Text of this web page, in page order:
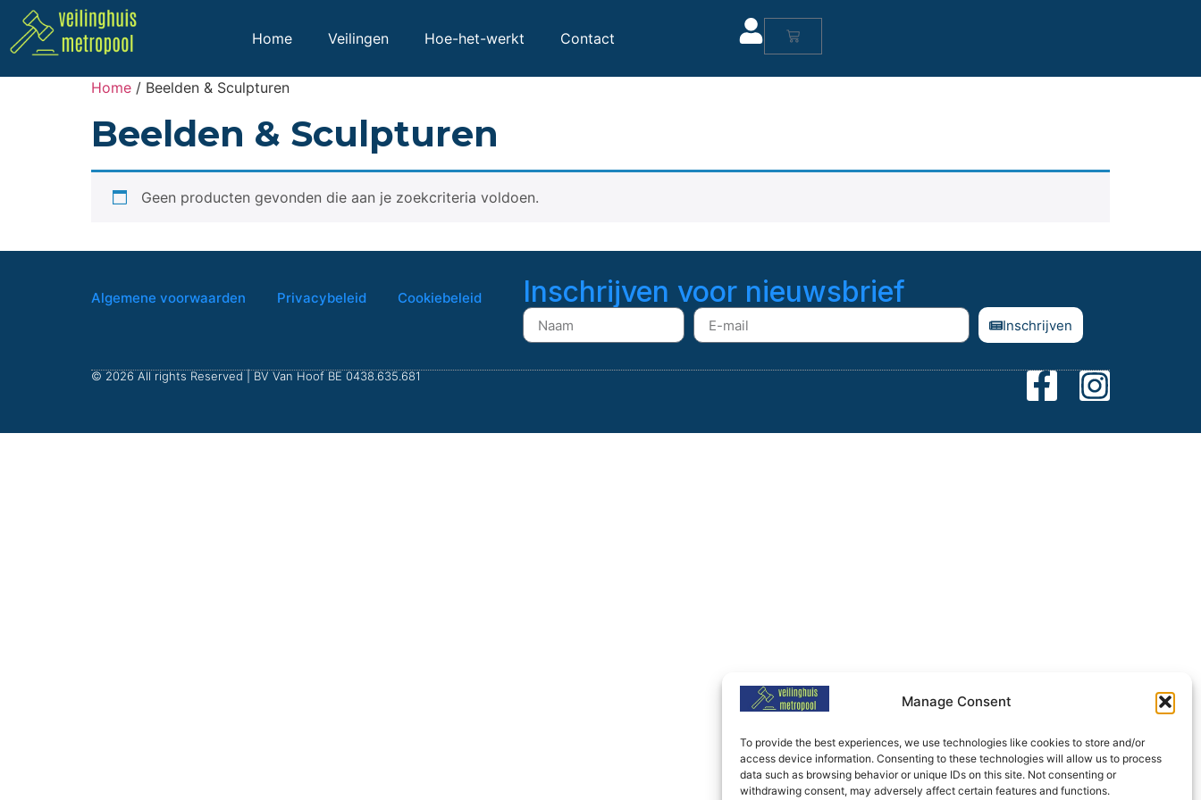
Manage Consent
To provide the best experiences, we use technologies like cookies to store and/or
access device information. Consenting to these technologies will allow us to process
data such as browsing behavior or unique IDs on this site. Not consenting or
withdrawing consent, may adversely affect certain features and functions.
Home Veilingen Hoe-het-werkt Contact
Home / Beelden & Sculpturen
Beelden & Sculpturen
Geen producten gevonden die aan je zoekcriteria voldoen.
Algemene voorwaarden Privacybeleid Cookiebeleid Inschrijven voor nieuwsbrief
Inschrijven
© 2026 All rights Reserved | BV Van Hoof BE 0438.635.681